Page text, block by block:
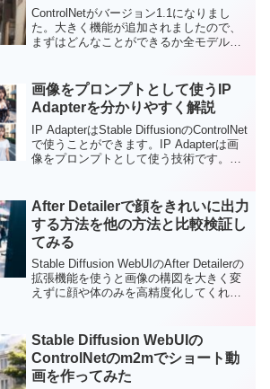
ControlNetがバージョン1.1になりまし
た。大きく機能が追加されましたので、
まずはどんなことができるか全モデルの
度がどんどん高くなってきています。
画像をプロンプトとして使うIP
Adapterを分かりやすく解説
IP AdapterはStable DiffusionのControlNet
で使うことができます。IP Adapterは画
像をプロンプトとして使う技術です。こ
IP Adapterの使用例をいくつか紹介した
いと思います。
After Detailerで顔をきれいに出力
する方法を他の方法と比較検証し
てみる
Stable Diffusion WebUIのAfter Detailerの
拡張機能を使うと画像の構図を大きく変
えずに顔や体のみを高精度化してくれま
機能との違いを検証してみました。
Stable Diffusion WebUIの
ControlNetのm2mでショート動
画を作ってみた